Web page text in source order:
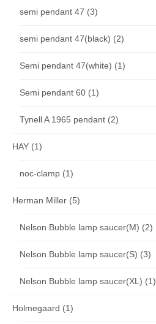
semi pendant 47 (3)
semi pendant 47(black) (2)
Semi pendant 47(white) (1)
Semi pendant 60 (1)
Tynell A 1965 pendant (2)
HAY (1)
noc-clamp (1)
Herman Miller (5)
Nelson Bubble lamp saucer(M) (2)
Nelson Bubble lamp saucer(S) (3)
Nelson Bubble lamp saucer(XL) (1)
Holmegaard (1)